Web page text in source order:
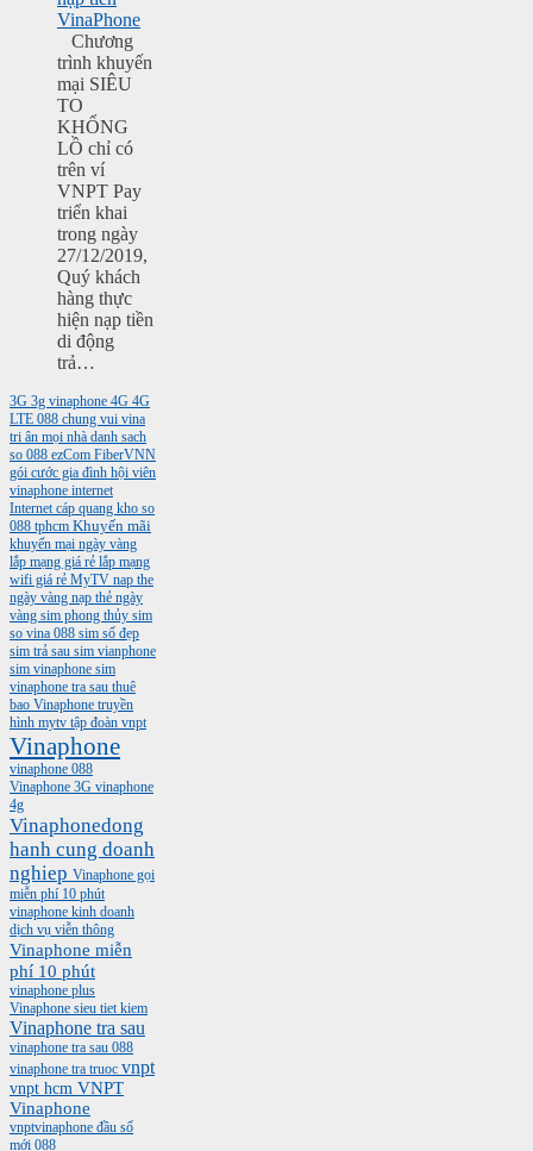
VinaPhone
Chương
trình khuyến
mại SIÊU
TO
KHỔNG
LỒ chỉ có
trên ví
VNPT Pay
triển khai
trong ngày
27/12/2019,
Quý khách
hàng thực
hiện nạp tiền
di động
trả…
3G 3g vinaphone 4G 4G
LTE 088 chung vui vina
tri ân mọi nhà danh sach
so 088 ezCom FiberVNN
gói cước gia đình hội viên
vinaphone internet
Internet cáp quang kho so
088 tphcm Khuyến mãi
khuyến mại ngày vàng
lắp mạng giá rẻ lắp mạng
wifi giá rẻ MyTV nap the
ngày vàng nạp thẻ ngày
vàng sim phong thủy sim
so vina 088 sim số đẹp
sim trả sau sim vianphone
sim vinaphone sim
vinaphone tra sau thuê
bao Vinaphone truyền
hình mytv tập đoàn vnpt
Vinaphone
vinaphone 088
Vinaphone 3G vinaphone
4g
Vinaphonedong
hanh cung doanh
nghiep Vinaphone gọi
miễn phí 10 phút
vinaphone kinh doanh
dịch vụ viễn thông
Vinaphone miễn
phí 10 phút
vinaphone plus
Vinaphone sieu tiet kiem
Vinaphone tra sau
vinaphone tra sau 088
vinaphone tra truoc vnpt
vnpt hcm VNPT
Vinaphone
vnptvinaphone đầu số
mới 088